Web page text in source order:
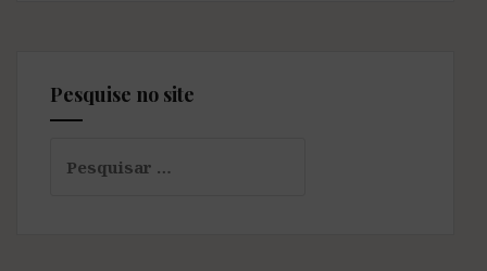
Pesquise no site
por: